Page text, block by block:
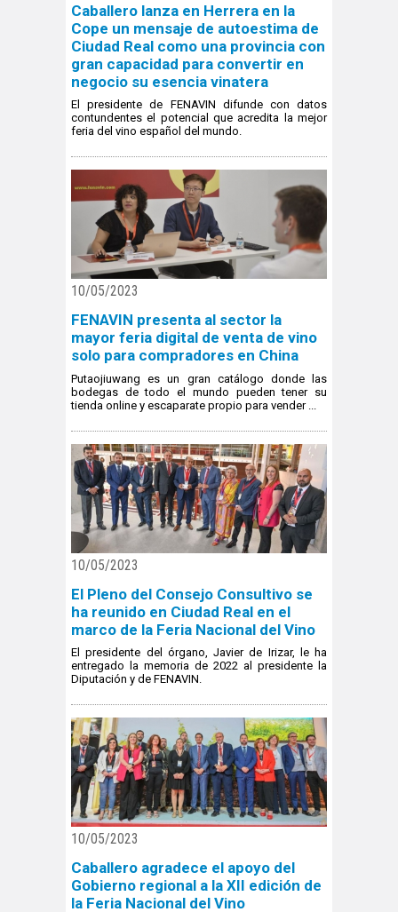
Caballero lanza en Herrera en la
Cope un mensaje de autoestima de
Ciudad Real como una provincia con
gran capacidad para convertir en
negocio su esencia vinatera
El presidente de FENAVIN difunde con datos
contundentes el potencial que acredita la mejor
feria del vino español del mundo.
10/05/2023
FENAVIN presenta al sector la
mayor feria digital de venta de vino
solo para compradores en China
Putaojiuwang es un gran catálogo donde las
bodegas de todo el mundo pueden tener su
tienda online y escaparate propio para vender ...
10/05/2023
El Pleno del Consejo Consultivo se
ha reunido en Ciudad Real en el
marco de la Feria Nacional del Vino
El presidente del órgano, Javier de Irizar, le ha
entregado la memoria de 2022 al presidente la
Diputación y de FENAVIN.
10/05/2023
Caballero agradece el apoyo del
Gobierno regional a la XII edición de
la Feria Nacional del Vino